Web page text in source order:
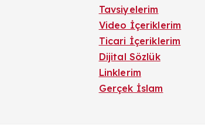
Tavsiyelerim
Video İçeriklerim
Ticari İçeriklerim
Dijital Sözlük
Linklerim
Gerçek İslam